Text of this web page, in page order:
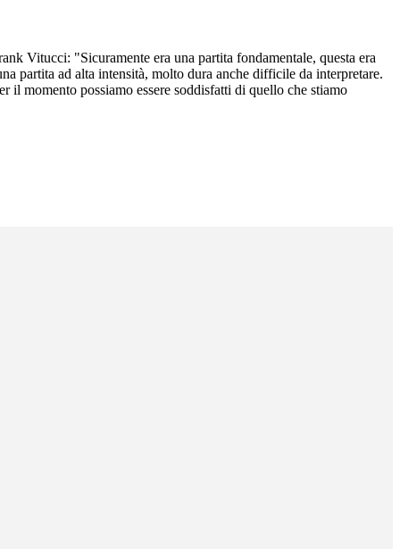
Vitucci: "Sicuramente era una partita fondamentale, questa era
partita ad alta intensità, molto dura anche difficile da interpretare.
il momento possiamo essere soddisfatti di quello che stiamo